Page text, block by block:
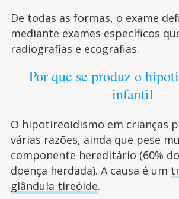
De todas as formas, o exame
mediante exames específicos
radiografias e ecografias.
Por que se produz o
infantil
O hipotireoidismo em crianças
várias razões, ainda que pese
componente hereditário (60%
doença herdada). A causa é um
glândula tireóide.